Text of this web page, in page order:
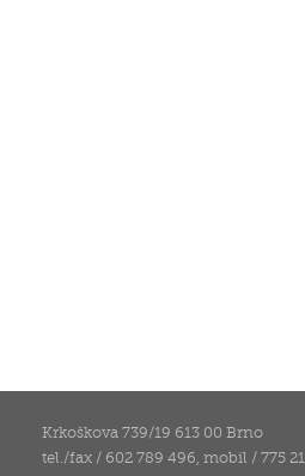
Krkoškova 739/19 613 00 Brno
tel./fax / 602 789 496, mobil / 775